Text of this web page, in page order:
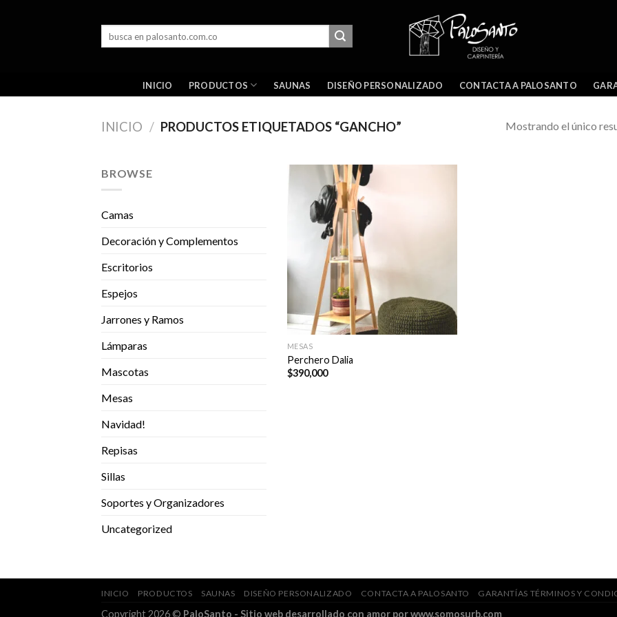
INICIO PRODUCTOS SAUNAS DISEÑO PERSONALIZADO CONTACTA A PALOSANTO
INICIO / PRODUCTOS ETIQUETADOS “GANCHO” Mostrando el único
BROWSE
Camas
Decoración y Complementos
Escritorios
Espejos
Jarrones y Ramos
Lámparas
Mascotas
Mesas
Navidad!
Repisas
Sillas
Soportes y Organizadores
Uncategorized
MESAS
Perchero Dalia
$390,000
INICIO PRODUCTOS SAUNAS DISEÑO PERSONALIZADO CONTACTA A PALOSANTO GARANTÍAS TÉRMINOS Y
Copyright 2026 © PaloSanto - Sitio web desarrollado con amor por www.somosurb.com